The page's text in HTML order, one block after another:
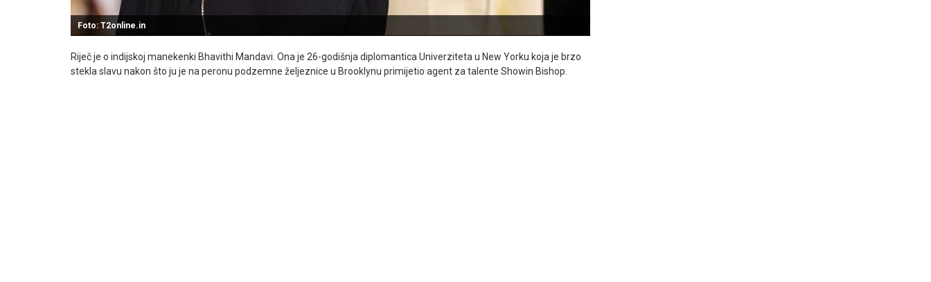
Foto: T2online.in
Riječ je o indijskoj manekenki Bhavithi Mandavi. Ona je 26-godišnja diplomantica Univerziteta u New Yorku koja je brzo
stekla slavu nakon što ju je na peronu podzemne željeznice u Brooklynu primijetio agent za talente Showin Bishop.